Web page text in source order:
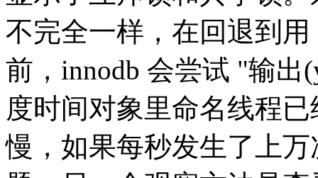
不完全一样，在回退到用
前，innodb 会尝试 "输
度时间对象里命名线程
慢，如果每秒发生了上